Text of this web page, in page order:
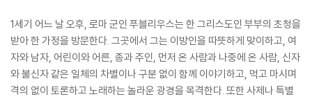
1세기 어느 날 오후, 로마 군인 푸블리우스는 한 그리스도인 부부의 초청을
받아 한 가정을 방문한다. 그곳에서 그는 이방인을 따뜻하게 맞이하고, 여
자와 남자, 어린이와 어른, 종과 주인, 먼저 온 사람과 나중에 온 사람, 신자
와 불신자 같은 일체의 차별이나 구분 없이 함께 이야기하고, 먹고 마시며
격의 없이 토론하고 노래하는 놀라운 광경을 목격한다. 또한 사제나 특별